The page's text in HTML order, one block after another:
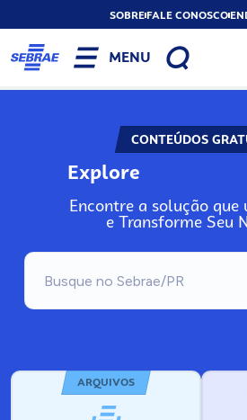
SOBREFALE CONOSCO
MENU
CONTEÚDOS
Explore
Encontre a solução que
e Transforme Seu
ARQUIVOS